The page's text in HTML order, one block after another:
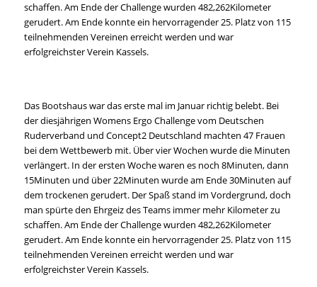
schaffen. Am Ende der Challenge wurden 482,262Kilometer
gerudert. Am Ende konnte ein hervorragender 25. Platz von 115
teilnehmenden Vereinen erreicht werden und war
erfolgreichster Verein Kassels.
Das Bootshaus war das erste mal im Januar richtig belebt. Bei
der diesjährigen Womens Ergo Challenge vom Deutschen
Ruderverband und Concept2 Deutschland machten 47 Frauen
bei dem Wettbewerb mit. Über vier Wochen wurde die Minuten
verlängert. In der ersten Woche waren es noch 8Minuten, dann
15Minuten und über 22Minuten wurde am Ende 30Minuten auf
dem trockenen gerudert. Der Spaß stand im Vordergrund, doch
man spürte den Ehrgeiz des Teams immer mehr Kilometer zu
schaffen. Am Ende der Challenge wurden 482,262Kilometer
gerudert. Am Ende konnte ein hervorragender 25. Platz von 115
teilnehmenden Vereinen erreicht werden und war
erfolgreichster Verein Kassels.